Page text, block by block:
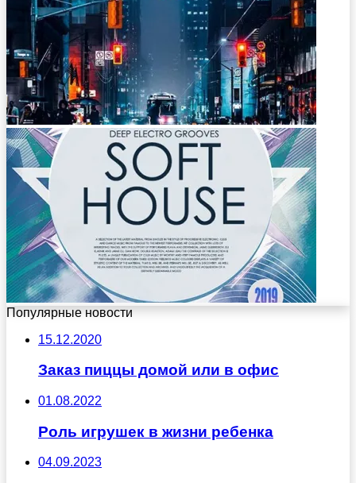
Популярные новости
15.12.2020
Заказ пиццы домой или в офис
01.08.2022
Роль игрушек в жизни ребенка
04.09.2023